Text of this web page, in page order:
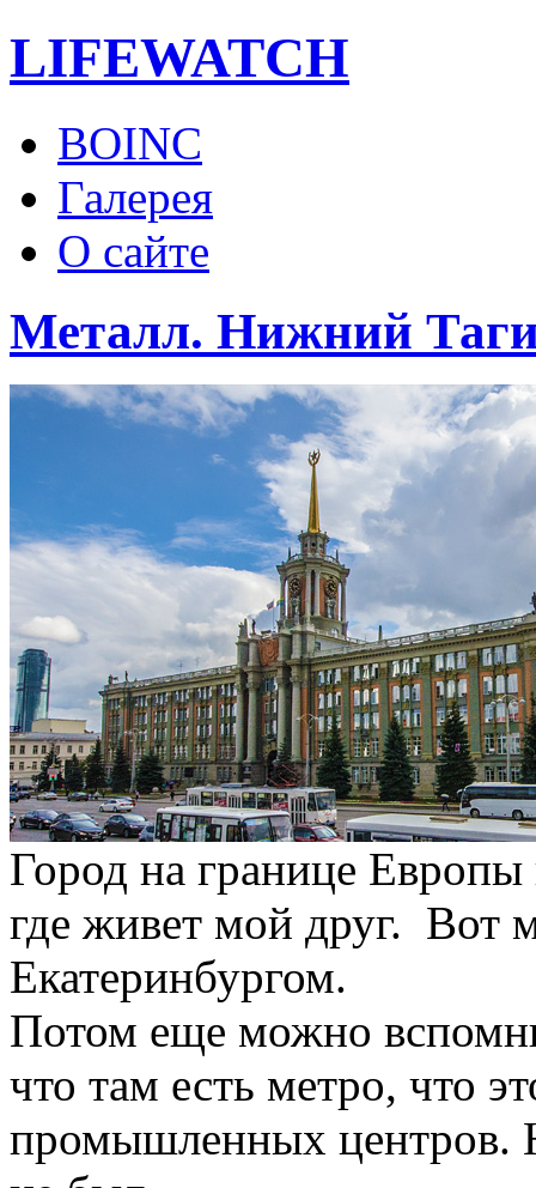
LIFEWATCH
BOINC
Галерея
О сайте
Металл. Нижний
Город на границе
где живет мой друг. Вот
Екатеринбургом.
Потом еще можно
что там есть метро, что
промышленных центров.